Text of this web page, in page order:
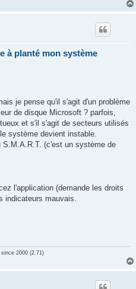
à planté mon système
je pense qu'il s'agit d'un problème
de disque Microsoft ? parfois,
et s'il s'agit de secteurs utilisés
système devient instable.
S.M.A.R.T. (c'est un système de
l'application (demande les droits
indicateurs mauvais.
2000 (2.71)